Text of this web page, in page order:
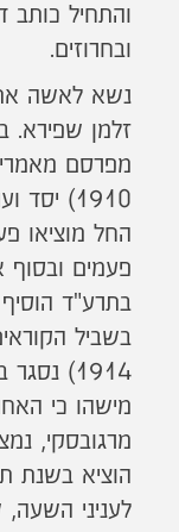
והתחיל כותב
ובחרוזים.
נשא לאשה
מפרסם
1910)
החל מוציאו
פעמים ובסוף
בתרע"ד
בשביל
1914)
מישהו כי
מרגובסקי,
לעניני